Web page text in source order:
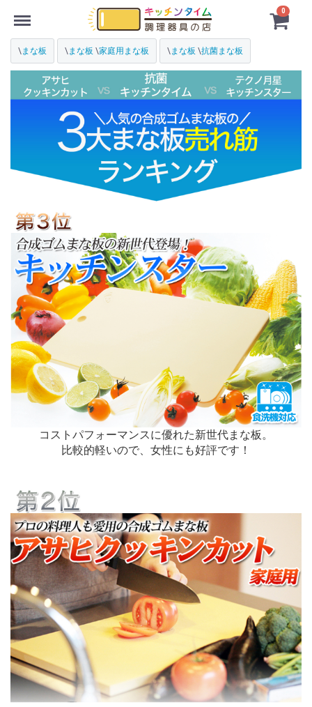
0
Menu
\まな板 \まな板 \家庭用まな板 \まな板 \抗菌まな板
コストパフォーマンスに優れた新世代まな板。
比較的軽いので、女性にも好評です！